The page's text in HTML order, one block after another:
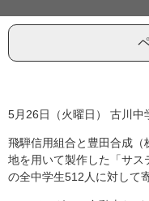
5月26日（火曜日） 古川中
飛騨信用組合と豊田合成（
地を用いて製作した「サス
の全中学生512人に対して